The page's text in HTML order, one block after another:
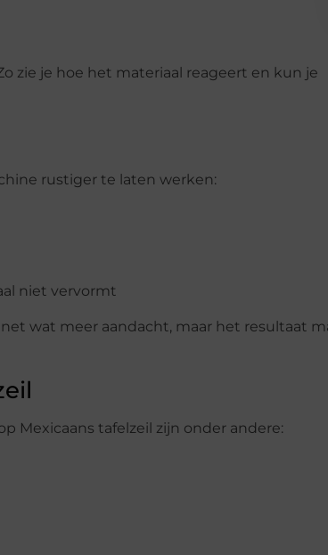
zie je hoe het materiaal reageert en kun je
rustiger te laten werken:
niet vervormt
wat meer aandacht, maar het resultaat
Mexicaans tafelzeil zijn onder andere: